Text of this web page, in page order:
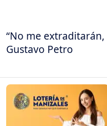
“No me extraditarán,
Gustavo Petro